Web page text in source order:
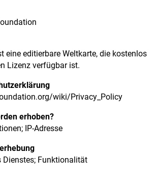
eine editierbare Weltkarte, die kostenlos
Lizenz verfügbar ist.
wiki/Privacy_Policy
erhoben?
IP-Adresse
Dienstes; Funktionalität